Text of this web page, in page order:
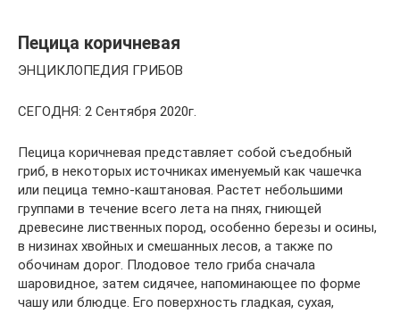
Пецица коричневая
ЭНЦИКЛОПЕДИЯ ГРИБОВ
СЕГОДНЯ: 2 Сентября 2020г.
Пецица коричневая представляет собой съедобный
гриб, в некоторых источниках именуемый как чашечка
или пецица темно-каштановая. Растет небольшими
группами в течение всего лета на пнях, гниющей
древесине лиственных пород, особенно березы и осины,
в низинах хвойных и смешанных лесов, а также по
обочинам дорог. Плодовое тело гриба сначала
шаровидное, затем сидячее, напоминающее по форме
чашу или блюдце. Его поверхность гладкая, сухая,